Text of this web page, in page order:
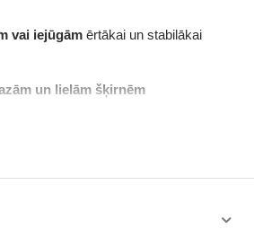
vai iejūgām ērtākai un stabilākai
un lielām šķirnēm
ikdienas lietošanai